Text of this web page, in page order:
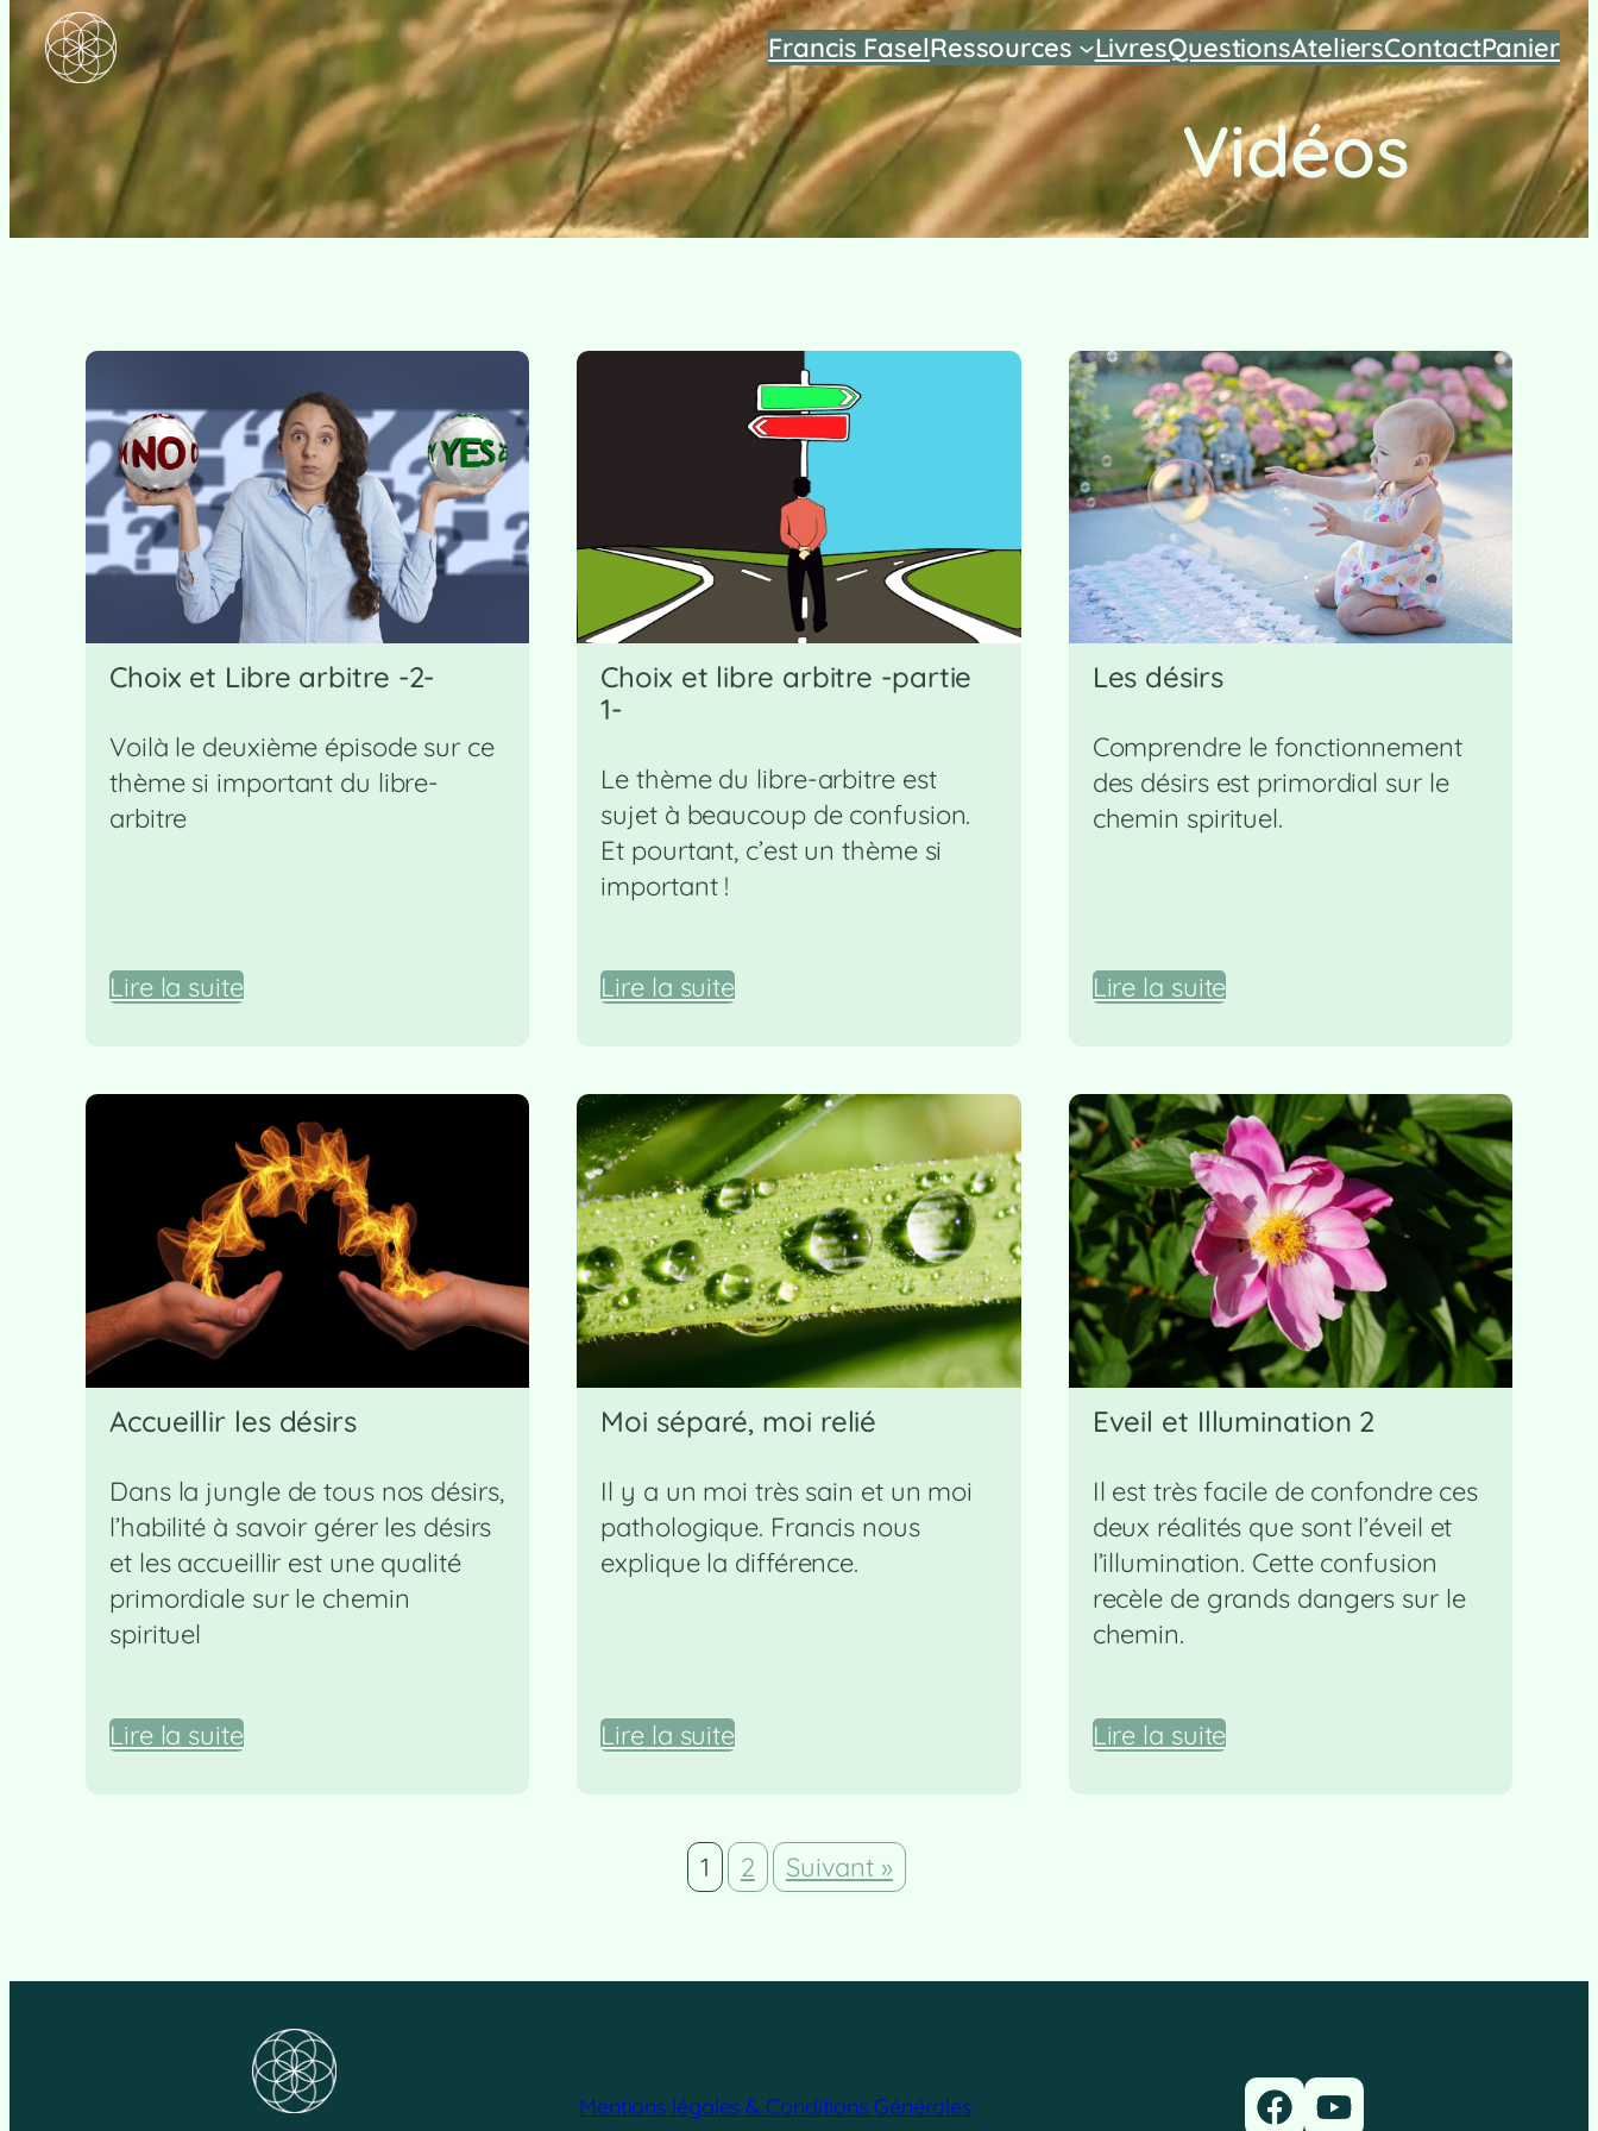
Francis FaselRessources LivresQuestionsAteliersContactPanier
Vidéos
Choix et Libre arbitre -2-
Voilà le deuxième épisode sur ce
thème si important du libre-
arbitre
Lire la suite
Choix et libre arbitre -partie
1-
Le thème du libre-arbitre est
sujet à beaucoup de confusion.
Et pourtant, c’est un thème si
important !
Lire la suite
Les désirs
Comprendre le fonctionnement
des désirs est primordial sur le
chemin spirituel.
Lire la suite
Accueillir les désirs
Dans la jungle de tous nos désirs,
l’habilité à savoir gérer les désirs
et les accueillir est une qualité
primordiale sur le chemin
spirituel
Lire la suite
Moi séparé, moi relié
Il y a un moi très sain et un moi
pathologique. Francis nous
explique la différence.
Lire la suite
Eveil et Illumination 2
Il est très facile de confondre ces
deux réalités que sont l’éveil et
l’illumination. Cette confusion
recèle de grands dangers sur le
chemin.
Lire la suite
1 2 Suivant »
Mentions légales & Conditions Générales